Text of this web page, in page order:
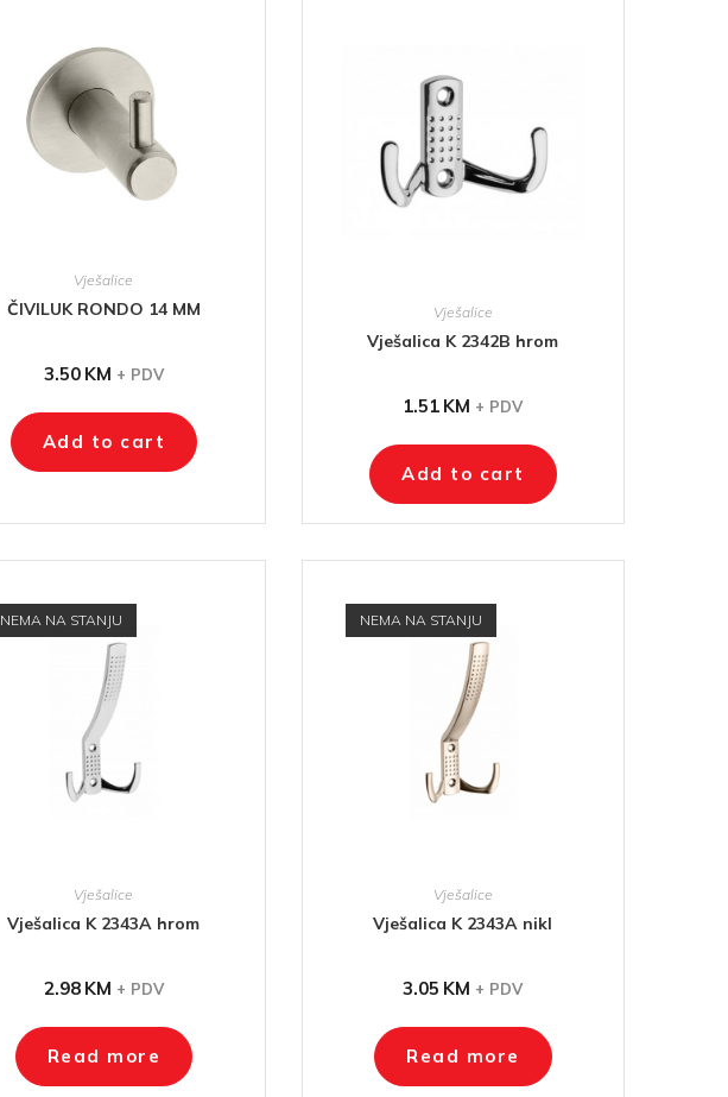
Vješalice
ČIVILUK RONDO 14 MM
3.50 KM + PDV
Add to cart
Vješalice
Vješalica K 2342B hrom
1.51 KM + PDV
Add to cart
NEMA NA STANJU
Vješalice
Vješalica K 2343A hrom
2.98 KM + PDV
Read more
NEMA NA STANJU
Vješalice
Vješalica K 2343A nikl
3.05 KM + PDV
Read more